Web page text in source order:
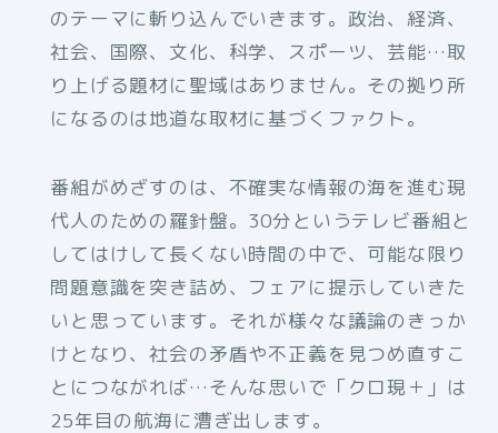
のテーマに斬り込んでいきます。政治、経済、
社会、国際、文化、科学、スポーツ、芸能…取
り上げる題材に聖域はありません。その拠り所
になるのは地道な取材に基づくファクト。
番組がめざすのは、不確実な情報の海を進む現
代人のための羅針盤。30分というテレビ番組と
してはけして長くない時間の中で、可能な限り
問題意識を突き詰め、フェアに提示していきた
いと思っています。それが様々な議論のきっか
けとなり、社会の矛盾や不正義を見つめ直すこ
とにつながれば…そんな思いで「クロ現＋」は
25年目の航海に漕ぎ出します。